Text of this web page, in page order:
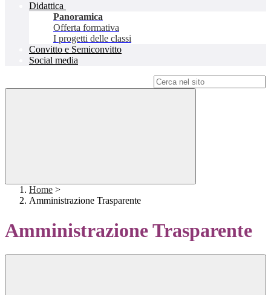
Didattica
Panoramica
Offerta formativa
I progetti delle classi
Convitto e Semiconvitto
Social media
Home >
Amministrazione Trasparente
Amministrazione Trasparente